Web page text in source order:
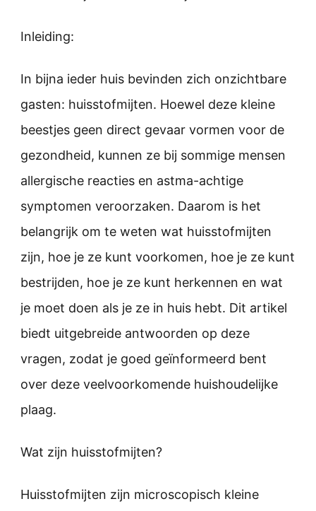
Inleiding:
In bijna ieder huis bevinden zich onzichtbare
gasten: huisstofmijten. Hoewel deze kleine
beestjes geen direct gevaar vormen voor de
gezondheid, kunnen ze bij sommige mensen
allergische reacties en astma-achtige
symptomen veroorzaken. Daarom is het
belangrijk om te weten wat huisstofmijten
zijn, hoe je ze kunt voorkomen, hoe je ze kunt
bestrijden, hoe je ze kunt herkennen en wat
je moet doen als je ze in huis hebt. Dit artikel
biedt uitgebreide antwoorden op deze
vragen, zodat je goed geïnformeerd bent
over deze veelvoorkomende huishoudelijke
plaag.
Wat zijn huisstofmijten?
Huisstofmijten zijn microscopisch kleine